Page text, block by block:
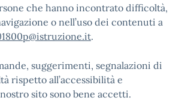
che hanno incontrato difficoltà,
o nell’uso dei contenuti a
.
suggerimenti, segnalazioni di
rispetto all’accessibilità e
sito sono bene accetti.